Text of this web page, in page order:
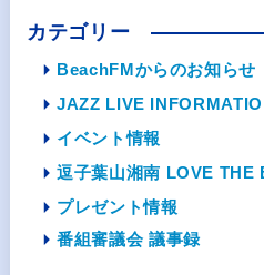
カテゴリー
BeachFMからのお知らせ
JAZZ LIVE
イベント情報
逗子葉山湘南 LOVE THE
プレゼント情報
番組審議会 議事録